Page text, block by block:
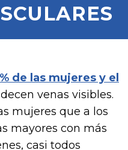
de las mujeres y el
venas visibles.
mujeres que a los
mayores con más
casi todos